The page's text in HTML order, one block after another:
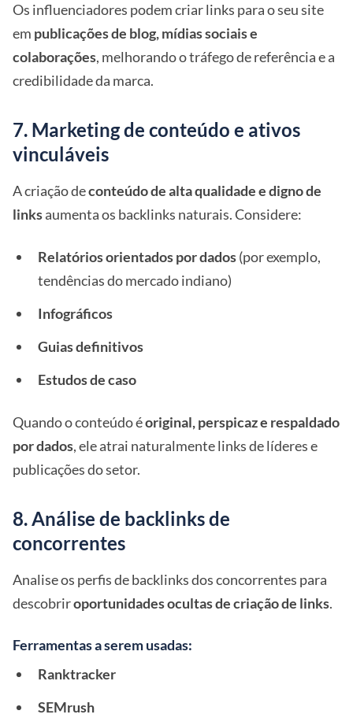
Os influenciadores podem criar links para o seu site
em publicações de blog, mídias sociais e
colaborações, melhorando o tráfego de referência e a
credibilidade da marca.
7. Marketing de conteúdo e ativos
vinculáveis
A criação deconteúdo de alta qualidade e digno de
linksaumenta os backlinks naturais. Considere:
Relatórios orientados por dados(por exemplo,
tendências do mercado indiano)
Infográficos
Guias definitivos
Estudos de caso
Quando o conteúdo éoriginal, perspicaz e respaldado
por dados, ele atrai naturalmente links de líderes e
publicações do setor.
8. Análise de backlinks de
concorrentes
Analise os perfis de backlinks dos concorrentes para
descobriroportunidades ocultas de criação de links.
Ferramentas a serem usadas:
Ranktracker
SEMrush